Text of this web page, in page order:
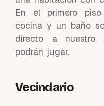
En el primero
cocina y un baño
directo a nuestro
podrán jugar.
Vecindario